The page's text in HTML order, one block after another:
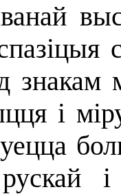
знакам
і